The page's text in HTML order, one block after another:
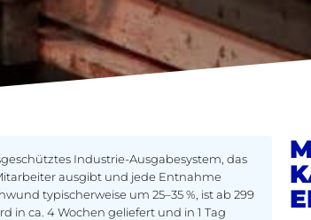
Industrie-Ausgabesystem, das
ausgibt und jede Entnahme
typischerweise um 25–35 %, ist ab 299
in ca. 4 Wochen geliefert und in 1 Tag